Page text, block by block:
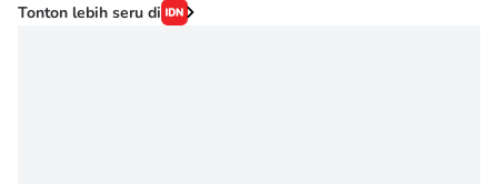
Tonton lebih seru di